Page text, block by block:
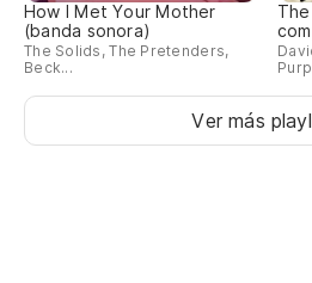
How I Met Your Mother
(banda sonora)
The Solids, The Pretenders,
Beck...
Ver más